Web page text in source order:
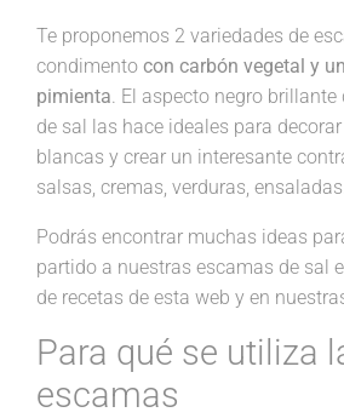
Te proponemos 2 variedades de
condimento con carbón vegetal y
pimienta. El aspecto negro
de sal las hace ideales para
blancas y crear un interesante
salsas, cremas, verduras,
Podrás encontrar muchas ideas
partido a nuestras escamas de sal
de recetas de esta web y en
Para qué se utiliza
escamas